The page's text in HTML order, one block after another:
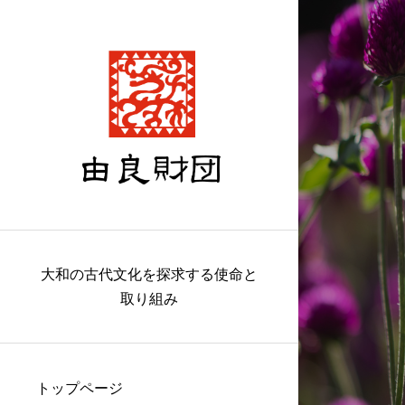
大和の古代文化を探求する使命と
取り組み
トップページ